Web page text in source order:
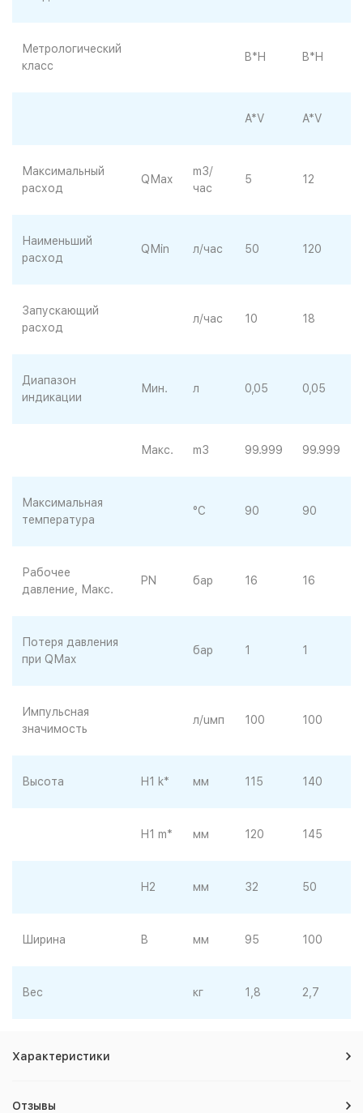
Метрологический
класс
B*H B*H
A*V A*V
Максимальный
расход
QМаx
m3/
час
5 12
Наименьший
расход
QМin л/час 50 120
Запускающий
расход
л/час 10 18
Диапазон
индикации
Мин. л 0,05 0,05
Макс. m3 99.999 99.999
Максимальная
температура
°C 90 90
Рабочее
давление, Макс.
PN бар 16 16
Потеря давления
при QМаx
бар 1 1
Импульсная
значимость
л/uмп 100 100
Высота H1 k* мм 115 140
H1 m* мм 120 145
H2 мм 32 50
Ширина B мм 95 100
Вес кг 1,8 2,7
Характеристики
Отзывы